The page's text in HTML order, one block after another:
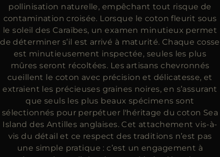
pollinisation naturelle, empêchant tout risque de
contamination croisée. Lorsque le coton fleurit sous
le soleil des Caraïbes, un examen minutieux permet
de déterminer s’il est arrivé à maturité. Chaque cosse
est minutieusement inspectée, seules les plus
mûres seront récoltées. Les artisans chevronnés
cueillent le coton avec précision et délicatesse, et
extraient les précieuses graines noires, en s’assurant
que seuls les plus beaux spécimens sont
sélectionnés pour perpétuer l'héritage du coton Sea
Island des Antilles anglaises. Cet attachement vis-à-
vis du détail et ce respect des traditions n’est pas
une simple pratique : c’est un engagement à